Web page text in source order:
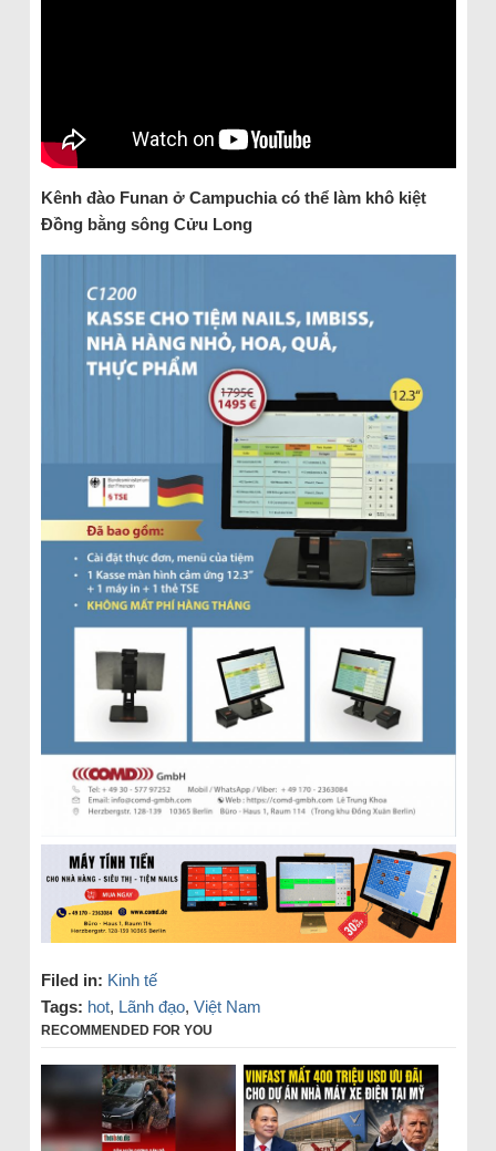
Kênh đào Funan ở Campuchia có thể làm khô kiệt
Đồng bằng sông Cửu Long
Filed in: Kinh tế
Tags: hot, Lãnh đạo, Việt Nam
RECOMMENDED FOR YOU